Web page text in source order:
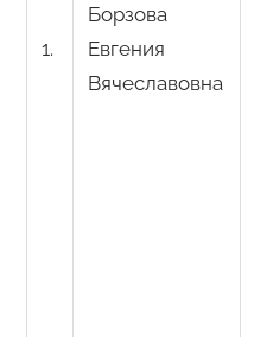
1.
Борзова
Евгения
Вячеславовна